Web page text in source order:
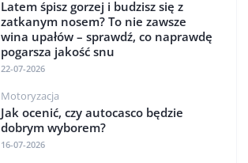
Latem śpisz gorzej i budzisz się z
zatkanym nosem? To nie zawsze
wina upałów – sprawdź, co naprawdę
pogarsza jakość snu
22-07-2026
Motoryzacja
Jak ocenić, czy autocasco będzie
dobrym wyborem?
16-07-2026